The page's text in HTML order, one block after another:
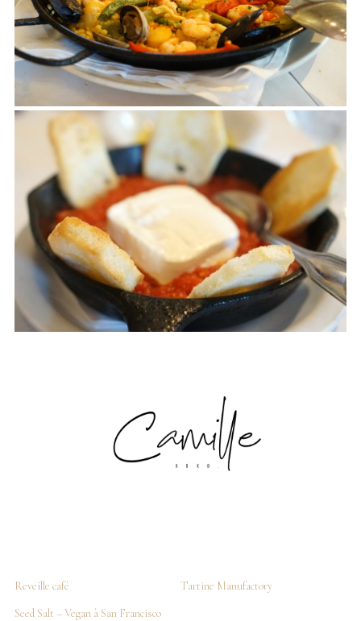
Reveille café
Tartine Manufactory
Seed Salt – Vegan à San Francisco